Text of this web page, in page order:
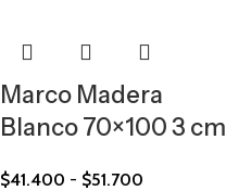
Marco Madera
Blanco 70×100 3 cm
$41.400 - $51.700